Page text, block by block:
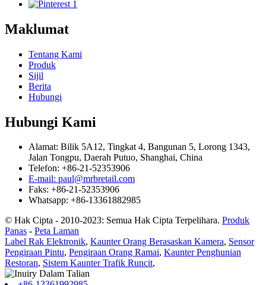
Maklumat
Tentang Kami
Produk
Sijil
Berita
Hubungi
Hubungi Kami
Alamat: Bilik 5A12, Tingkat 4, Bangunan 5, Lorong 1343,
Jalan Tongpu, Daerah Putuo, Shanghai, China
Telefon: +86-21-52353906
E-mail: paul@mrbretail.com
Faks: +86-21-52353906
Whatsapp: +86-13361882985
© Hak Cipta - 2010-2023: Semua Hak Cipta Terpelihara. Produk
Panas - Peta Laman
Label Rak Elektronik, Kaunter Orang Berasaskan Kamera, Sensor
Pengiraan Pintu, Pengiraan Orang Ramai, Kaunter Penghunian
Restoran, Sistem Kaunter Trafik Runcit,